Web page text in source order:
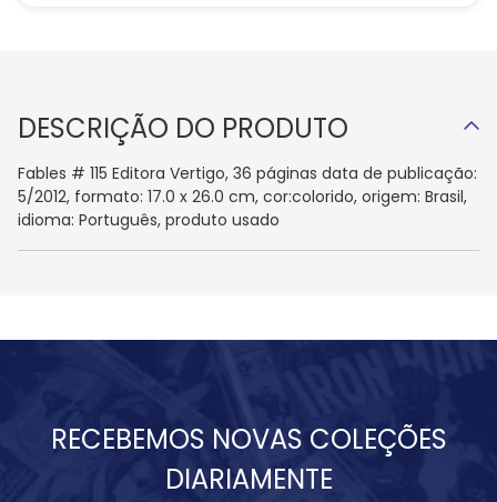
DESCRIÇÃO DO PRODUTO
Fables # 115 Editora Vertigo, 36 páginas data de publicação:
5/2012, formato: 17.0 x 26.0 cm, cor:colorido, origem: Brasil,
idioma: Português, produto usado
RECEBEMOS NOVAS COLEÇÕES
DIARIAMENTE